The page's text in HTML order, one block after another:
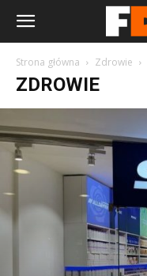
Strona główna Zdrowie
ZDROWIE